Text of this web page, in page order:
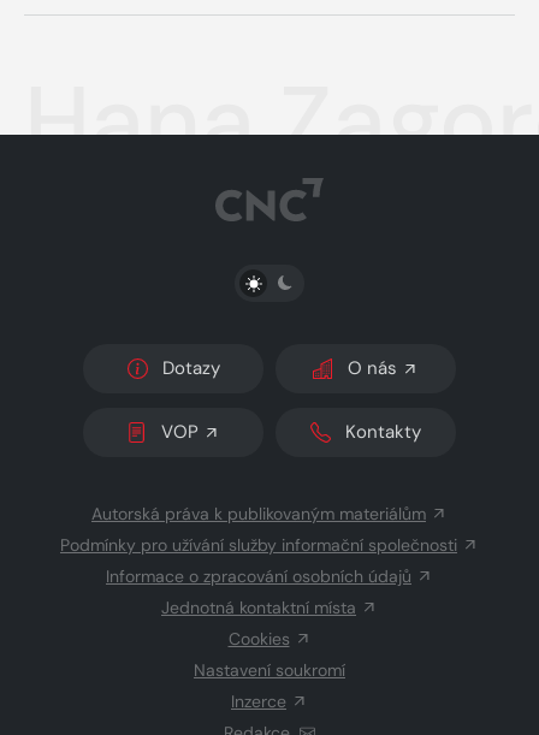
Hana
PŘEPNOUT SVĚTLÝ/TMAVÝ REŽIM
Dotazy O nás
VOP Kontakty
Autorská práva k publikovaným materiálům
Podmínky pro užívání služby informační společnosti
Informace o zpracování osobních údajů
Jednotná kontaktní místa
Cookies
Nastavení soukromí
Inzerce